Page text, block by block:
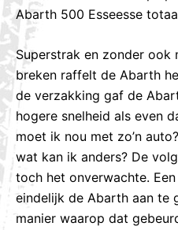
Abarth 500 Esseesse
Superstrak en zonder ook
breken raffelt de Abarth
de verzakking gaf de
hogere snelheid als even
moet ik nou met zo’n
wat kan ik anders? De
toch het onverwachte.
eindelijk de Abarth aan te
manier waarop dat